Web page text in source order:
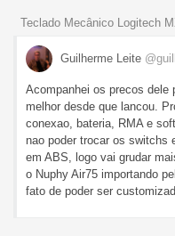
Teclado Mecânico Logitech
Guilherme Leite
Acompanhei os precos dele
melhor desde que lancou.
conexao, bateria, RMA e
nao poder trocar os switchs
em ABS, logo vai grudar
o Nuphy Air75 importando
fato de poder ser